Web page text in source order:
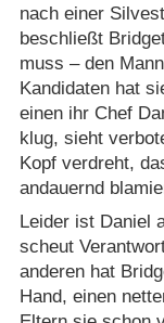
nach einer
beschließt
muss – den
Kandidaten hat
einen ihr Chef
klug, sieht
Kopf verdreht,
andauernd
Leider ist Daniel
scheut
anderen hat
Hand, einen